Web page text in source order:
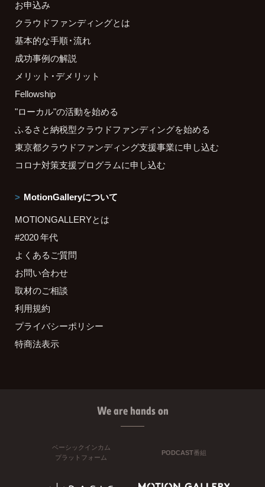
お申込み
クラウドファンディングとは
基本的な手順・流れ
成功事例の解説
メリット・デメリット
Fellowship
"ローカル"の活動を始める
ふるさと納税型クラウドファンディングを始める
東京都クラウドファンディング支援事業に申し込む
コロナ対策支援プログラムに申し込む
MotionGalleryについて
MOTIONGALLERYとは
#2020 年代
よくあるご質問
お問い合わせ
取材のご相談
利用規約
プライバシーポリシー
特商法表示
We are hands on
ベーシックインカム
プラットフォーム
PODCAST番組